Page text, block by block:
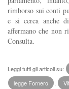
rimborso sui conti
e si cerca anche
affermano che non
Consulta.
Leggi tutti gli articoli su:
legge Fornero